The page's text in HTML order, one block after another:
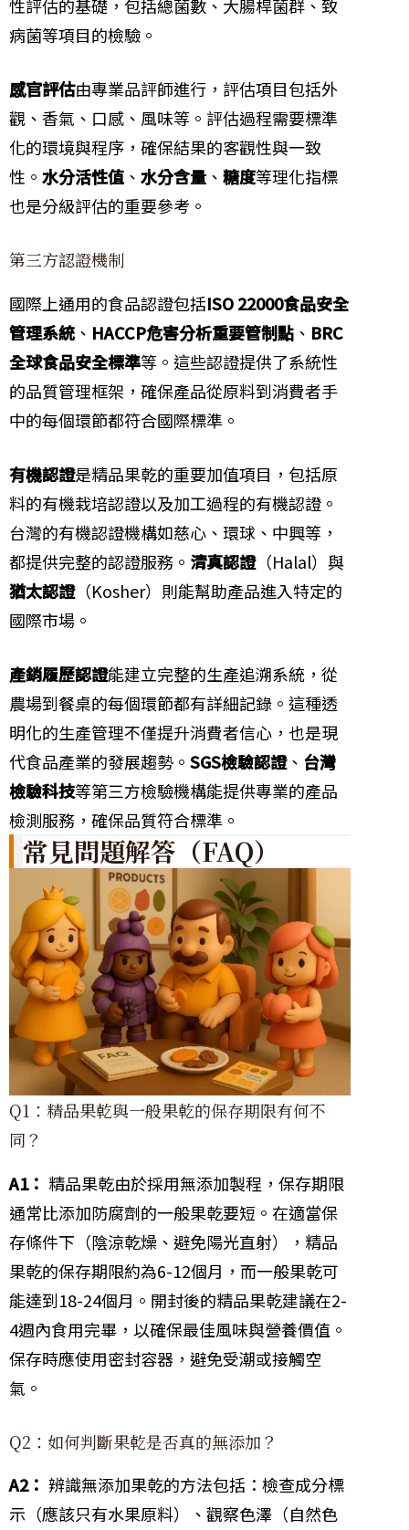
性評估的基礎，包括總菌數、大腸桿菌群、致
病菌等項目的檢驗。
感官評估由專業品評師進行，評估項目包括外
觀、香氣、口感、風味等。評估過程需要標準
化的環境與程序，確保結果的客觀性與一致
性。 水分活性值 、 水分含量 、 糖度等理化指標
也是分級評估的重要參考。
第三方認證機制
國際上通用的食品認證包括ISO 22000食品安全
管理系統 、 HACCP危害分析重要管制點 、 BRC
全球食品安全標準等。這些認證提供了系統性
的品質管理框架，確保產品從原料到消費者手
中的每個環節都符合國際標準。
有機認證是精品果乾的重要加值項目，包括原
料的有機栽培認證以及加工過程的有機認證。
台灣的有機認證機構如慈心、環球、中興等，
都提供完整的認證服務。 清真認證（Halal）與
猶太認證（Kosher）則能幫助產品進入特定的
國際市場。
產銷履歷認證能建立完整的生產追溯系統，從
農場到餐桌的每個環節都有詳細記錄。這種透
明化的生產管理不僅提升消費者信心，也是現
代食品產業的發展趨勢。 SGS檢驗認證、 台灣
檢驗科技等第三方檢驗機構能提供專業的產品
檢測服務，確保品質符合標準。
常見問題解答（FAQ）
Q1：精品果乾與一般果乾的保存期限有何不
同？
A1： 精品果乾由於採用無添加製程，保存期限
通常比添加防腐劑的一般果乾要短。在適當保
存條件下（陰涼乾燥、避免陽光直射），精品
果乾的保存期限約為6-12個月，而一般果乾可
能達到18-24個月。開封後的精品果乾建議在2-
4週內食用完畢，以確保最佳風味與營養價值。
保存時應使用密封容器，避免受潮或接觸空
氣。
Q2：如何判斷果乾是否真的無添加？
A2： 辨識無添加果乾的方法包括：檢查成分標
示（應該只有水果原料）、觀察色澤（自然色